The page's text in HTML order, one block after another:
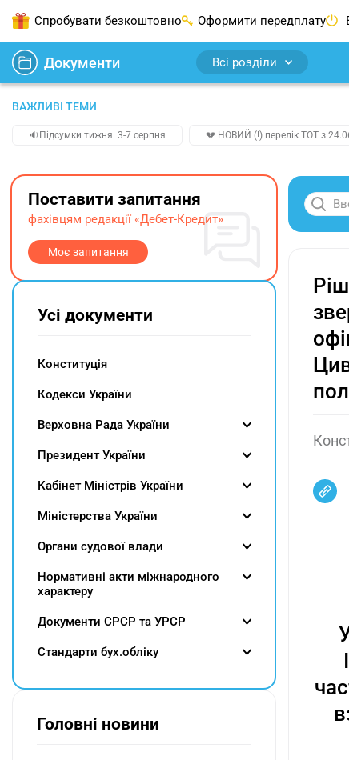
Спробувати безкоштовно Оформити передплату
Документи Всі розділи
ВАЖЛИВІ ТЕМИ
🔉Підсумки тижня. 3-7 серпня 💔 НОВИЙ (!) перелік ТОТ з
Поставити запитання
фахівцям редакції «Дебет-Кредит»
Моє запитання
Усі документи
Конституція
Кодекси України
Верховна Рада України
Президент України
Кабінет Міністрів України
Міністерства України
Органи судової влади
Нормативні акти міжнародного
характеру
Документи СРСР та УРСР
Cтандарти бух.обліку
Головні новини